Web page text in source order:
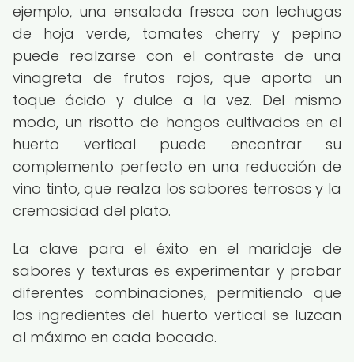
ejemplo, una ensalada fresca con lechugas
de hoja verde, tomates cherry y pepino
puede realzarse con el contraste de una
vinagreta de frutos rojos, que aporta un
toque ácido y dulce a la vez. Del mismo
modo, un risotto de hongos cultivados en el
huerto vertical puede encontrar su
complemento perfecto en una reducción de
vino tinto, que realza los sabores terrosos y la
cremosidad del plato.
La clave para el éxito en el maridaje de
sabores y texturas es experimentar y probar
diferentes combinaciones, permitiendo que
los ingredientes del huerto vertical se luzcan
al máximo en cada bocado.